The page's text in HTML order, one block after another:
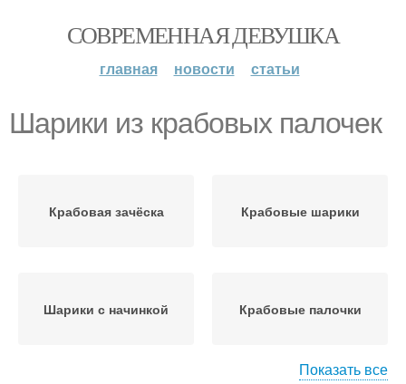
СОВРЕМЕННАЯ ДЕВУШКА
главная новости статьи
Шарики из крабовых палочек
Крабовая зачёска Крабовые шарики
Шарики с начинкой Крабовые палочки
Показать все